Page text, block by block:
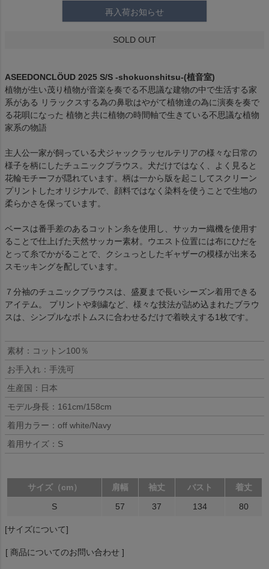
再入荷お知らせ
SOLD OUT
ASEEDONCLÖUD 2025 S/S -shokuonshitsu-(植音室)
植物が生い茂り植物が音楽を奏でる不思議な建物の中で生活する家
系がある リラックスする為の鼻歌はやがて植物達の為に演奏を奏で
る花唄になった 植物と共に植物の時間軸で生きている不思議な植物
家系の物語
主人公一家が飼っている犬ジャックラッセルテリアの様々な日常の
様子を柄にしたチュニックブラウス。犬だけではなく、よく見ると
花輪モチーフが隠れています。柄は一から版を起こしてスクリーン
プリントしたオリジナルで、顔料ではなく染料を使うことで生地の
柔らかさを保っています。
ベースは番手差のあるコットン糸を使用し、サッカー織機を使用す
ることで仕上げた天然サッカー素材。ウエスト位置には布にひだを
とって糸でかがることで、クシュっとしたギャザーの模様が出来る
スモッキングを配しています。
７分袖のチュニックブラウスは、盛夏まで長いシーズン着用できる
アイテム。 プリントや刺繍など、様々な技法が詰め込まれたブラウ
スは、シンプルなボトムスに合わせるだけで着映えする1枚です。
素材：コットン100％
お手入れ：手洗可
生産国：日本
モデル身長：161cm/158cm
着用カラー：off white/Navy
着用サイズ：S
サイズ（cm） 肩幅 袖丈 バスト
着丈
S
57 37 134 80
[サイズについて]
[ 商品についてのお問い合わせ ]